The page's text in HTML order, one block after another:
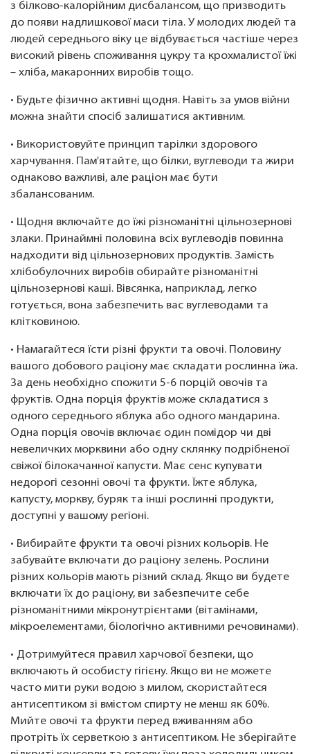
з білково-калорійним дисбалансом, що призводить
до появи надлишкової маси тіла. У молодих людей та
людей середнього віку це відбувається частіше через
високий рівень споживання цукру та крохмалистої їжі
– хліба, макаронних виробів тощо.
• Будьте фізично активні щодня. Навіть за умов війни
можна знайти спосіб залишатися активним.
• Використовуйте принцип тарілки здорового
харчування. Пам'ятайте, що білки, вуглеводи та жири
однаково важливі, але раціон має бути
збалансованим.
• Щодня включайте до їжі різноманітні цільнозернові
злаки. Принаймні половина всіх вуглеводів повинна
надходити від цільнозернових продуктів. Замість
хлібобулочних виробів обирайте різноманітні
цільнозернові каші. Вівсянка, наприклад, легко
готується, вона забезпечить вас вуглеводами та
клітковиною.
• Намагайтеся їсти різні фрукти та овочі. Половину
вашого добового раціону має складати рослинна їжа.
За день необхідно спожити 5-6 порцій овочів та
фруктів. Одна порція фруктів може складатися з
одного середнього яблука або одного мандарина.
Одна порція овочів включає один помідор чи дві
невеличких морквини або одну склянку подрібненої
свіжої білокачанної капусти. Має сенс купувати
недорогі сезонні овочі та фрукти. Їжте яблука,
капусту, моркву, буряк та інші рослинні продукти,
доступні у вашому регіоні.
• Вибирайте фрукти та овочі різних кольорів. Не
забувайте включати до раціону зелень. Рослини
різних кольорів мають різний склад. Якщо ви будете
включати їх до раціону, ви забезпечите себе
різноманітними мікронутрієнтами (вітамінами,
мікроелементами, біологічно активними речовинами).
• Дотримуйтеся правил харчової безпеки, що
включають й особисту гігієну. Якщо ви не можете
часто мити руки водою з милом, скористайтеся
антисептиком зі вмістом спирту не менш як 60%.
Мийте овочі та фрукти перед вживанням або
протріть їх серветкою з антисептиком. Не зберігайте